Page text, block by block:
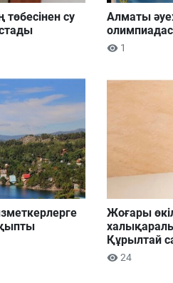
төбесінен су
Алматы
1
Жоғары
Құрылтай
24